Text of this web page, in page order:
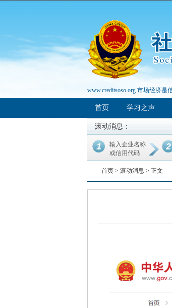
www.creditsoso.org 市场经济是
首页 学习之声
滚动消息：
1
输入企业名称
或信用代码
2
首页 > 滚动消息 > 正文